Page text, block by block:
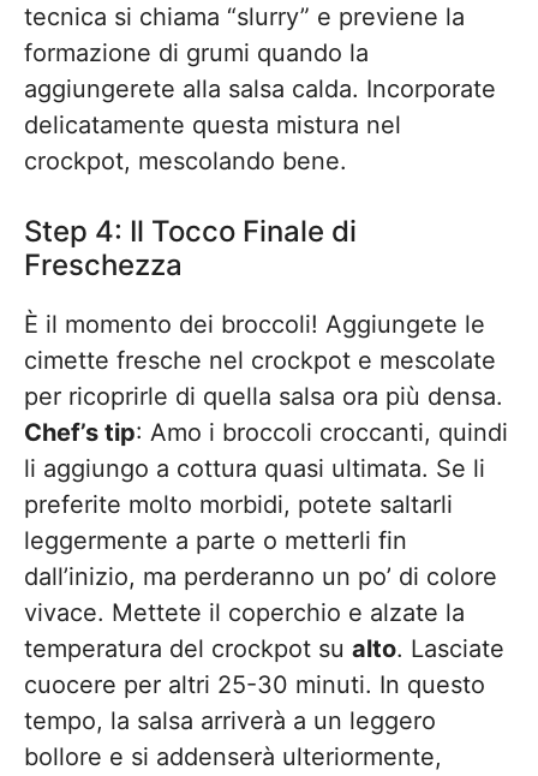
tecnica si chiama “slurry” e previene la
formazione di grumi quando la
aggiungerete alla salsa calda. Incorporate
delicatamente questa mistura nel
crockpot, mescolando bene.
Step 4: Il Tocco Finale di
Freschezza
È il momento dei broccoli! Aggiungete le
cimette fresche nel crockpot e mescolate
per ricoprirle di quella salsa ora più densa.
Chef’s tip: Amo i broccoli croccanti, quindi
li aggiungo a cottura quasi ultimata. Se li
preferite molto morbidi, potete saltarli
leggermente a parte o metterli fin
dall’inizio, ma perderanno un po’ di colore
vivace. Mettete il coperchio e alzate la
temperatura del crockpot su alto. Lasciate
cuocere per altri 25-30 minuti. In questo
tempo, la salsa arriverà a un leggero
bollore e si addenserà ulteriormente,